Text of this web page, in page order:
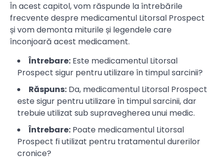
În acest capitol, vom răspunde la întrebările
frecvente despre medicamentul Litorsal Prospect
și vom demonta miturile și legendele care
înconjoară acest medicament.
Întrebare: Este medicamentul Litorsal
Prospect sigur pentru utilizare în timpul sarcinii?
Răspuns: Da, medicamentul Litorsal Prospect
este sigur pentru utilizare în timpul sarcinii, dar
trebuie utilizat sub supravegherea unui medic.
Întrebare: Poate medicamentul Litorsal
Prospect fi utilizat pentru tratamentul durerilor
cronice?